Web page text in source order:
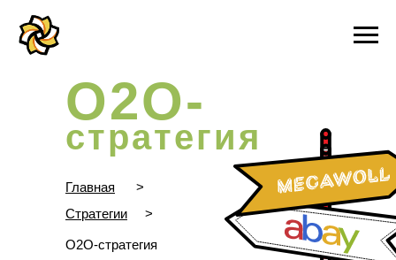
О2О-
стратегия
Главная
>
Стратегии
>
О2О-стратегия